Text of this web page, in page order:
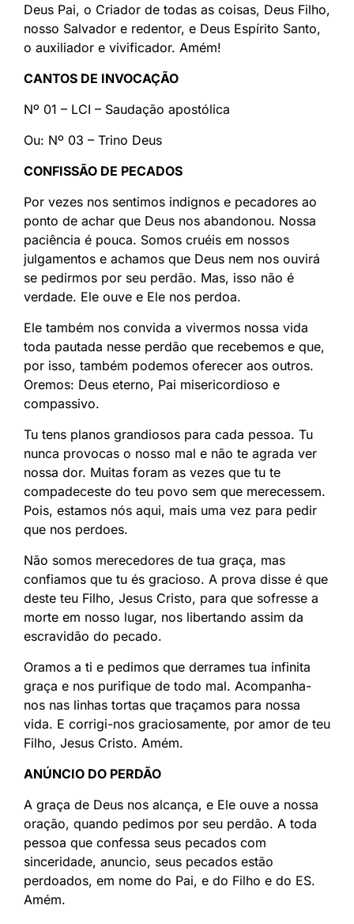
Deus Pai, o Criador de todas as coisas, Deus Filho,
nosso Salvador e redentor, e Deus Espírito Santo,
o auxiliador e vivificador. Amém!
CANTOS DE INVOCAÇÃO
Nº 01 – LCI – Saudação apostólica
Ou: Nº 03 – Trino Deus
CONFISSÃO DE PECADOS
Por vezes nos sentimos indignos e pecadores ao
ponto de achar que Deus nos abandonou. Nossa
paciência é pouca. Somos cruéis em nossos
julgamentos e achamos que Deus nem nos ouvirá
se pedirmos por seu perdão. Mas, isso não é
verdade. Ele ouve e Ele nos perdoa.
Ele também nos convida a vivermos nossa vida
toda pautada nesse perdão que recebemos e que,
por isso, também podemos oferecer aos outros.
Oremos: Deus eterno, Pai misericordioso e
compassivo.
Tu tens planos grandiosos para cada pessoa. Tu
nunca provocas o nosso mal e não te agrada ver
nossa dor. Muitas foram as vezes que tu te
compadeceste do teu povo sem que merecessem.
Pois, estamos nós aqui, mais uma vez para pedir
que nos perdoes.
Não somos merecedores de tua graça, mas
confiamos que tu és gracioso. A prova disse é que
deste teu Filho, Jesus Cristo, para que sofresse a
morte em nosso lugar, nos libertando assim da
escravidão do pecado.
Oramos a ti e pedimos que derrames tua infinita
graça e nos purifique de todo mal. Acompanha-
nos nas linhas tortas que traçamos para nossa
vida. E corrigi-nos graciosamente, por amor de teu
Filho, Jesus Cristo. Amém.
ANÚNCIO DO PERDÃO
A graça de Deus nos alcança, e Ele ouve a nossa
oração, quando pedimos por seu perdão. A toda
pessoa que confessa seus pecados com
sinceridade, anuncio, seus pecados estão
perdoados, em nome do Pai, e do Filho e do ES.
Amém.